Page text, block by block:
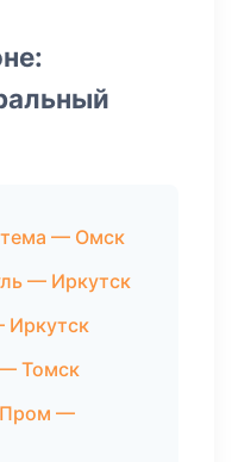
— Омск
— Иркутск
Иркутск
Томск
Пром —